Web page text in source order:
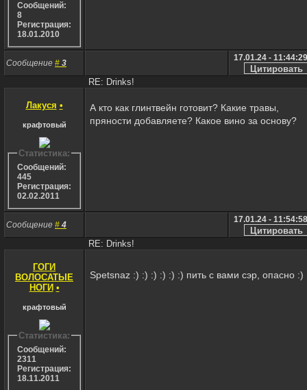
Сообщений:
8
Регистрация:
18.01.2010
Сообщение # 3
17.01.24 - 11:44:29
RE: Drinks!
Лакуся •
крафтовый
Статистика:
Сообщений:
445
Регистрация:
02.02.2011
А кто как глинтвейн готовит? Какие травы,
пряности добавляете? Какое вино за основу?
Сообщение # 4
17.01.24 - 11:54:58
RE: Drinks!
ГОГИ
ВОЛОСАТЫЕ
НОГИ •
крафтовый
Статистика:
Сообщений:
2311
Регистрация:
18.11.2011
Spetsnaz :) :) :) :) :) :) пить с вами сэр, опасно :)